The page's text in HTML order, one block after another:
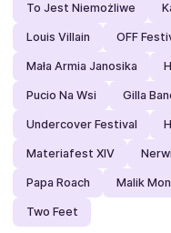
To Jest Niemożliwe
Louis Villain OFF
Mała Armia Janosika
Pucio Na Wsi Gilla
Undercover Festival
Materiafest XIV
Papa Roach Malik
Two Feet